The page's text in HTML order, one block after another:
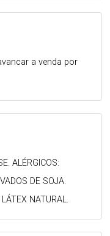
ALÉRGICOS:
DE SOJA.
NATURAL.
a venda por